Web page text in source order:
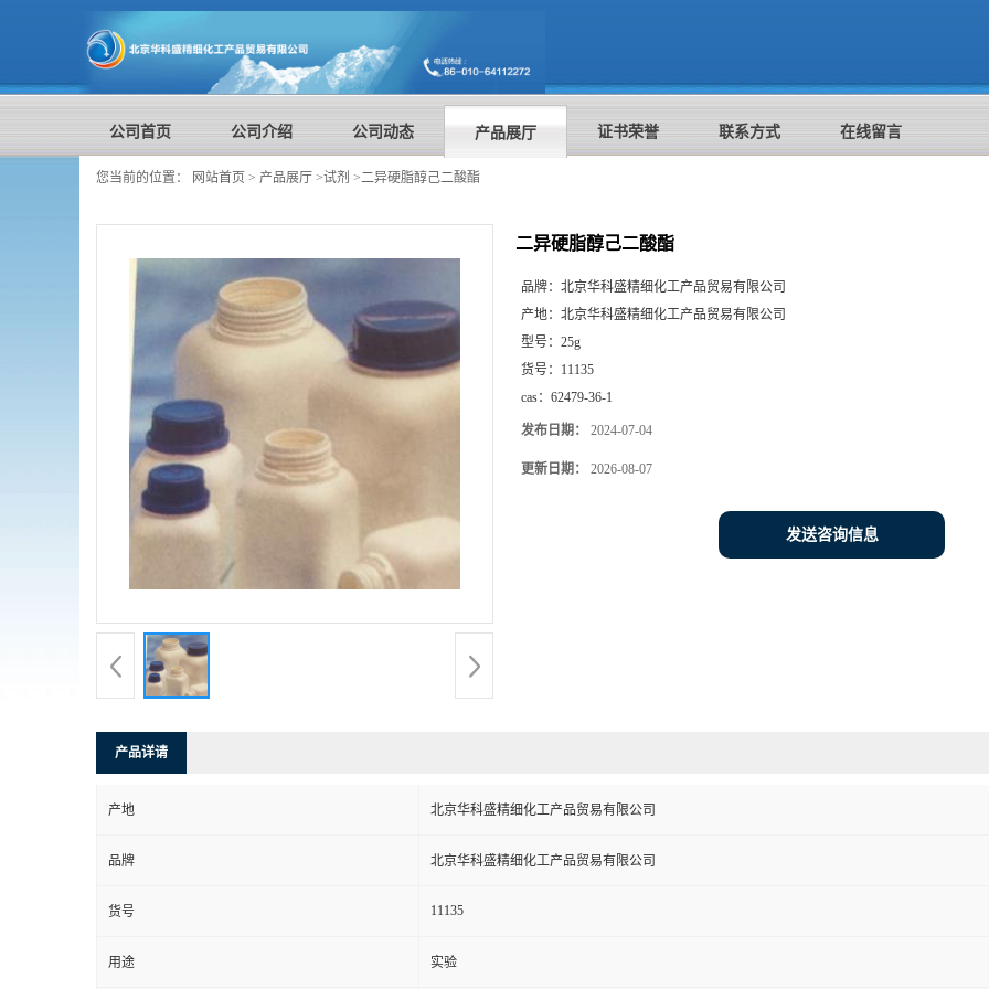
公司首页 公司介绍 公司动态 产品展厅 证书荣誉 联系方式 在线留言
您当前的位置： 网站首页 > 产品展厅 >试剂 >二异硬脂醇己二酸酯
二异硬脂醇己二酸酯
品牌： 北京华科盛精细化工产品贸易有限公司
产地： 北京华科盛精细化工产品贸易有限公司
型号： 25g
货号： 11135
cas： 62479-36-1
发布日期： 2024-07-04
更新日期： 2026-08-07
发送咨询信息
产品详请
产地 北京华科盛精细化工产品贸易有限公司
品牌 北京华科盛精细化工产品贸易有限公司
货号 11135
用途 实验